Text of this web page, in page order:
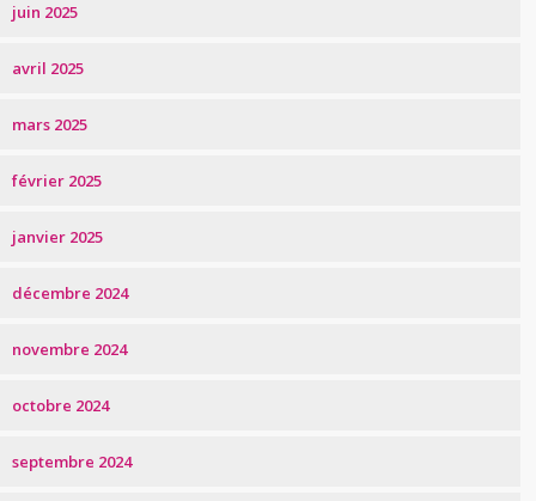
juin 2025
avril 2025
mars 2025
février 2025
janvier 2025
décembre 2024
novembre 2024
octobre 2024
septembre 2024